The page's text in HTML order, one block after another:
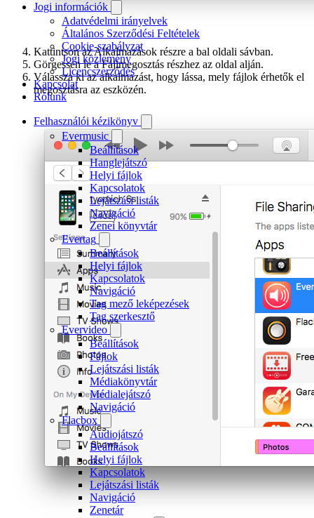
Jogi információk
Adatvédelmi irányelvek
Általános Szerződési Feltételek
Cookie-szabályzat
Jogi közlemény
Licencszerződés
Kapcsolat
Rólunk
Felhasználói kézikönyv
Evermusic
Beállítások
Hanglejátszó
Helyi fájlok
Kapcsolatok
Lejátszási listák
Navigáció
Zenei könyvtár
Evertag
Beállítások
Helyi fájlok
Kapcsolatok
Navigáció
Tag mező leképezések
Tag szerkesztő
Evervideo
Beállítások
Fájlok
Lejátszási listák
Médiakönyvtár
Médialejátszó
Navigáció
Flacbox
Audiojátszó
Beállítások
Helyi fájlok
Kapcsolatok
Lejátszási listák
Navigáció
Zenetár
Kattintson az Alkalmazások részre a bal oldali sávban.
Görgessen le a Fájlmegosztás részhez az oldal alján.
Válassza ki az alkalmazást, hogy lássa, mely fájlok érhetők el
megosztásra az eszközén.